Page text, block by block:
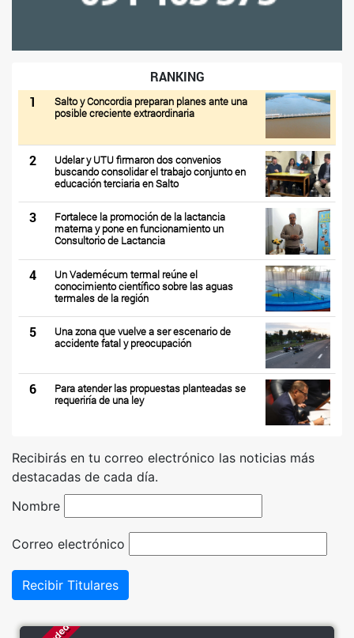
RANKING
1
Salto y Concordia preparan planes ante una
posible creciente extraordinaria
2
Udelar y UTU firmaron dos convenios
buscando consolidar el trabajo conjunto en
educación terciaria en Salto
3
Fortalece la promoción de la lactancia
materna y pone en funcionamiento un
Consultorio de Lactancia
4
Un Vademécum termal reúne el
conocimiento científico sobre las aguas
termales de la región
5
Una zona que vuelve a ser escenario de
accidente fatal y preocupación
6
Para atender las propuestas planteadas se
requeriría de una ley
Recibirás en tu correo electrónico las noticias más
destacadas de cada día.
Nombre
Correo electrónico
Recibir Titulares